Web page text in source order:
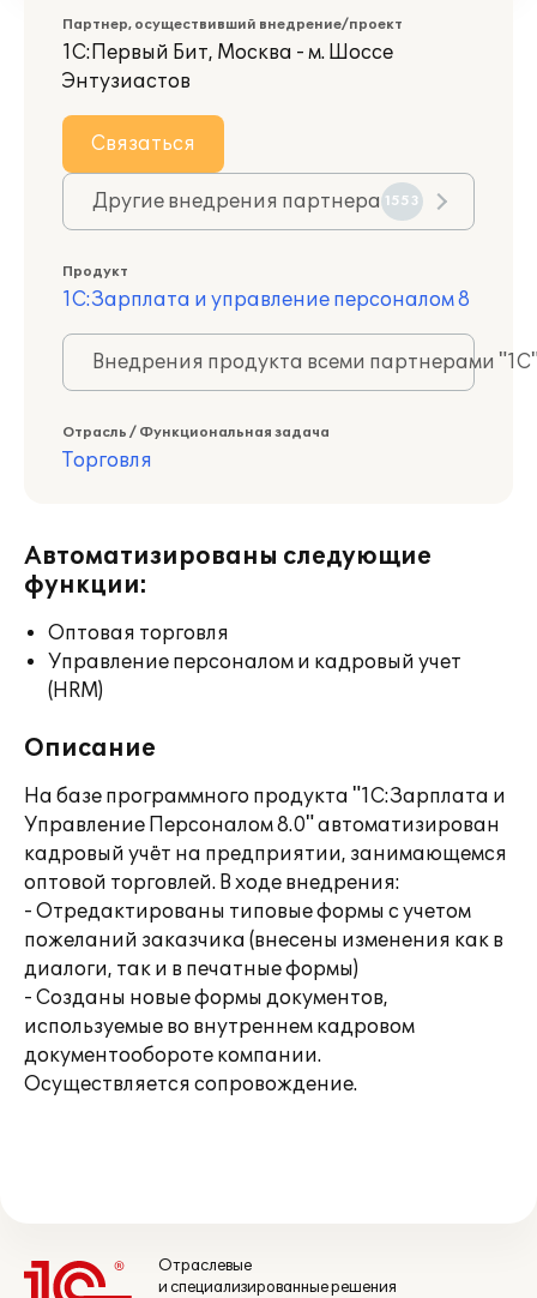
Партнер, осуществивший внедрение/проект
1С:Первый Бит, Москва - м. Шоссе
Энтузиастов
Связаться
Другие внедрения партнера 1553
Продукт
1С:Зарплата и управление персоналом 8
Внедрения продукта всеми партнерами
Отрасль / Функциональная задача
Торговля
Автоматизированы следующие
функции:
Оптовая торговля
Управление персоналом и кадровый учет
(HRM)
Описание
На базе программного продукта "1С:Зарплата и
Управление Персоналом 8.0" автоматизирован
кадровый учёт на предприятии, занимающемся
оптовой торговлей. В ходе внедрения:
- Отредактированы типовые формы с учетом
пожеланий заказчика (внесены изменения как в
диалоги, так и в печатные формы)
- Созданы новые формы документов,
используемые во внутреннем кадровом
документообороте компании.
Осуществляется сопровождение.
Отраслевые
и специализированные решения